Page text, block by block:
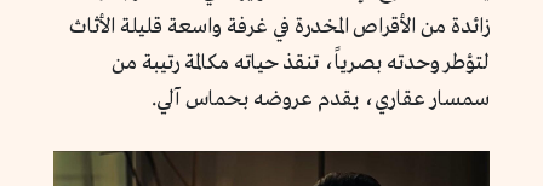
زائدة من الأقراص المخدرة في غرفة واسعة قليلة الأثاث
لتؤطر وحدته بصرياً، تنقذ حياته مكالمة رتيبة من
سمسار عقاري، يقدم عروضه بحماس آلي.